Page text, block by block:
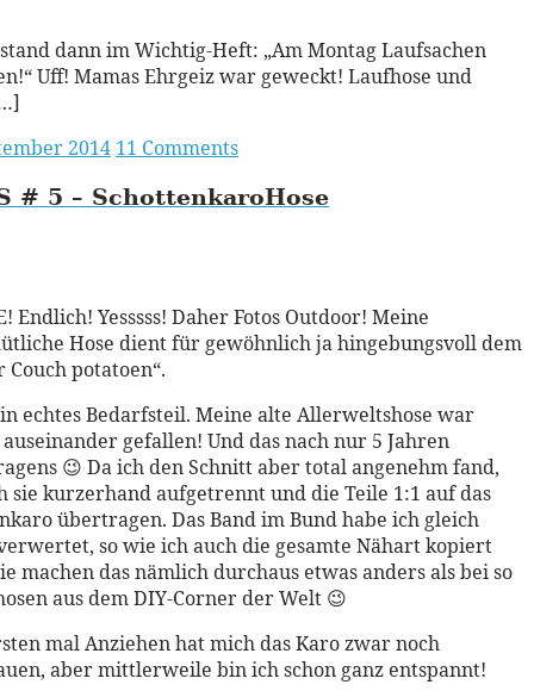
dann im Wichtig-Heft: „Am Montag Laufsachen
Uff! Mamas Ehrgeiz war geweckt! Laufhose und
2014 11 Comments
# 5 – SchottenkaroHose
Endlich! Yesssss! Daher Fotos Outdoor! Meine
Hose dient für gewöhnlich ja hingebungsvoll dem
Couch potatoen“.
echtes Bedarfsteil. Meine alte Allerweltshose war
gefallen! Und das nach nur 5 Jahren
😉 Da ich den Schnitt aber total angenehm fand,
sie kurzerhand aufgetrennt und die Teile 1:1 auf das
übertragen. Das Band im Bund habe ich gleich
so wie ich auch die gesamte Nähart kopiert
machen das nämlich durchaus etwas anders als bei so
aus dem DIY-Corner der Welt 😉
mal Anziehen hat mich das Karo zwar noch
aber mittlerweile bin ich schon ganz entspannt!